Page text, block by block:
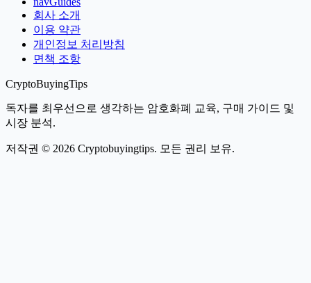
회사 소개
이용 약관
개인정보 처리방침
면책 조항
CryptoBuyingTips
독자를 최우선으로 생각하는 암호화폐 교육, 구매 가이드 및
시장 분석.
저작권 © 2026 Cryptobuyingtips. 모든 권리 보유.